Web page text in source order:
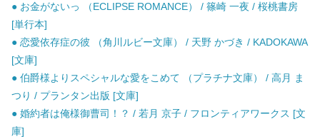
● お金がないっ （ECLIPSE ROMANCE） / 篠崎 一夜 / 桜桃書房
[単行本]
● 恋愛依存症の彼 （角川ルビー文庫） / 天野 かづき / KADOKAWA
[文庫]
● 伯爵様よりスペシャルな愛をこめて （プラチナ文庫） / 高月 ま
つり / プランタン出版 [文庫]
● 婚約者は俺様御曹司！？ / 若月 京子 / フロンティアワークス [文
庫]